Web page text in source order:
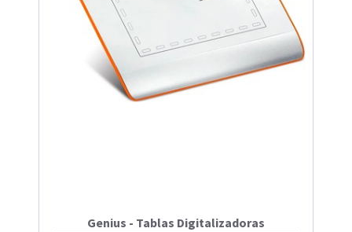
Genius - Tablas Digitalizadoras